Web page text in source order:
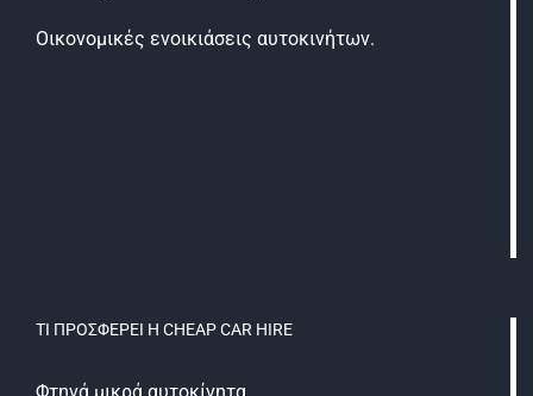
Oικονομικές ενοικιάσεις αυτοκινήτων.
ΤΙ ΠΡΟΣΦΈΡΕΙ Η CHEAP CAR HIRE